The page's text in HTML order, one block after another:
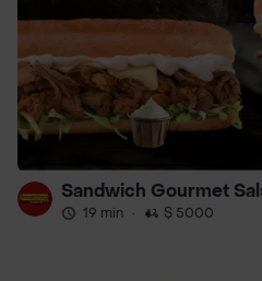
Sandwich Gourmet
19 min · $ 5000